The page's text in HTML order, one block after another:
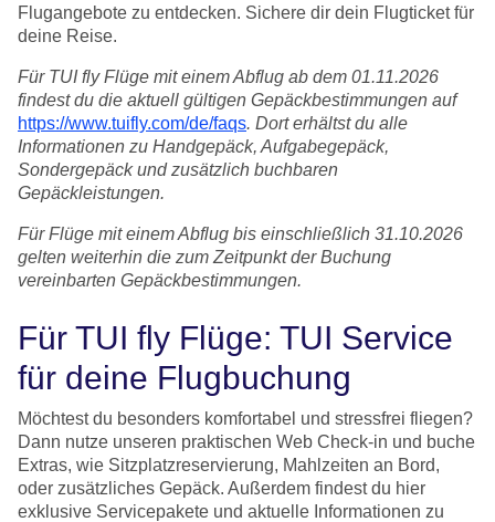
Flugangebote zu entdecken. Sichere dir dein Flugticket für
deine Reise.
Für TUI fly Flüge mit einem Abflug ab dem 01.11.2026
findest du die aktuell gültigen Gepäckbestimmungen auf
https://www.tuifly.com/de/faqs. Dort erhältst du alle
Informationen zu Handgepäck, Aufgabegepäck,
Sondergepäck und zusätzlich buchbaren
Gepäckleistungen.
Für Flüge mit einem Abflug bis einschließlich 31.10.2026
gelten weiterhin die zum Zeitpunkt der Buchung
vereinbarten Gepäckbestimmungen.
Für TUI fly Flüge: TUI Service
für deine Flugbuchung
Möchtest du besonders komfortabel und stressfrei fliegen?
Dann nutze unseren praktischen Web Check-in und buche
Extras, wie Sitzplatzreservierung, Mahlzeiten an Bord,
oder zusätzliches Gepäck. Außerdem findest du hier
exklusive Servicepakete und aktuelle Informationen zu